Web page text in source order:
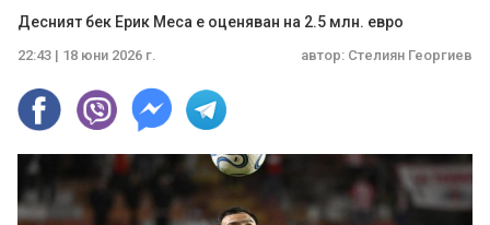
Десният бек Ерик Меса е оценяван на 2.5 млн. евро
22:43 | 18 юни 2026 г. автор: Стелиян Георгиев